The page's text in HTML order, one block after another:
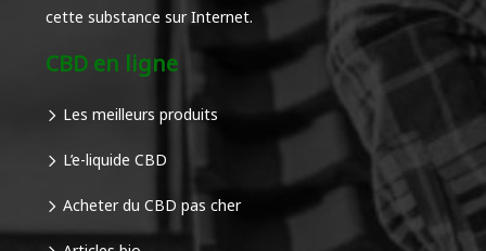
cette substance sur Internet.
CBD en ligne
Les meilleurs produits
L’e-liquide CBD
Acheter du CBD pas cher